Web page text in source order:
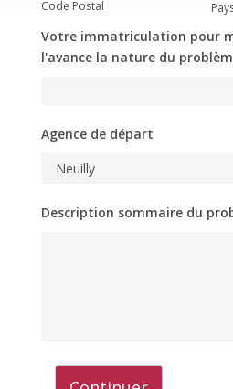
Code Postal
Votre immatriculation pour
l'avance la nature du
Agence de départ
Description sommaire du